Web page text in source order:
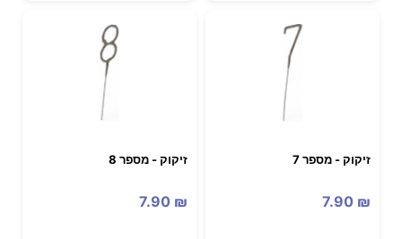
זיקוק - מספר 7
7.90 ₪
זיקוק - מספר 8
7.90 ₪